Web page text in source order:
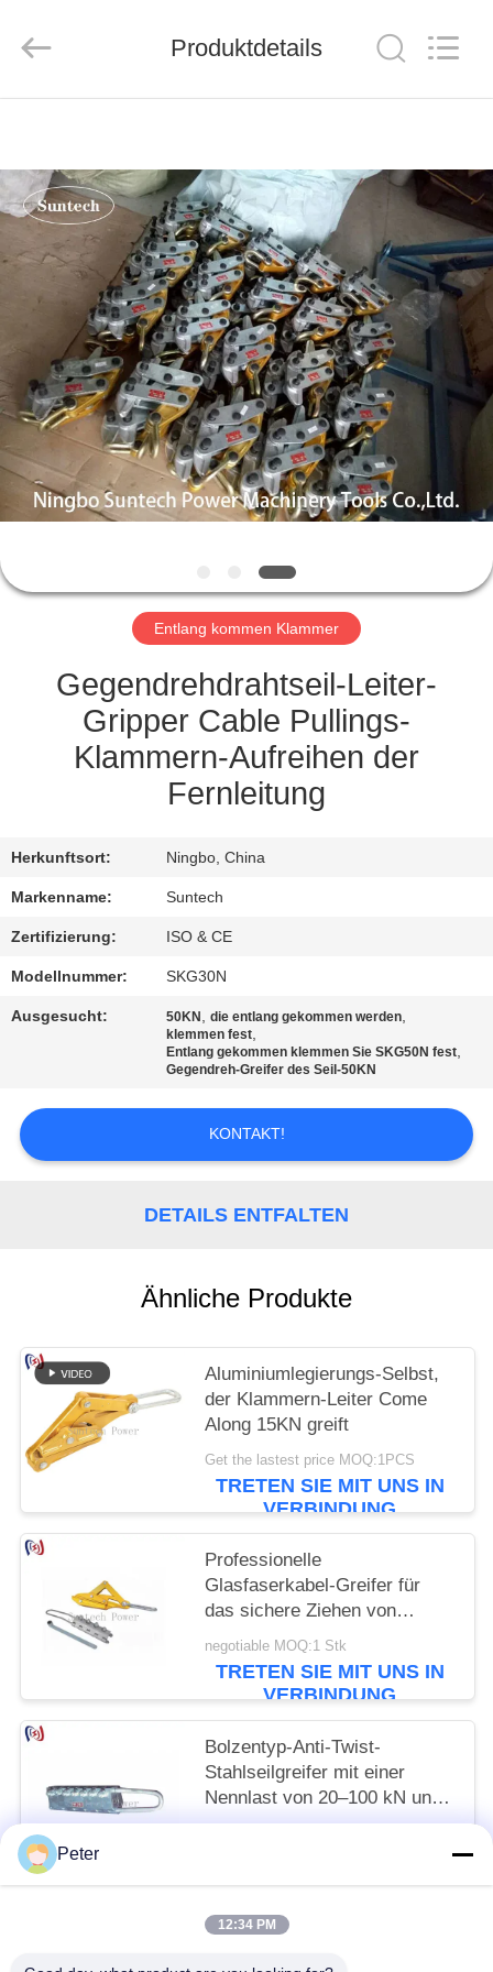
PRODUKTE
ÜBER
WERKSBESICHTIGUNG
QUALITÄTSKONTROLLE
BITTE UM
ANGEBOT
SITEMAP
DATENSCHUTZRICHTLINIE
Tools
Co.,Ltd..
Reserved.
Produktdetails
Entlang kommen Klammer
Gegendrehdrahtseil-Leiter-
Gripper Cable Pullings-
Klammern-Aufreihen der
Fernleitung
Herkunftsort: Ningbo, China
Markenname: Suntech
Zertifizierung: ISO & CE
Modellnummer: SKG30N
Ausgesucht: 50KN ,die entlang gekommen werden,
klemmen fest,
Entlang gekommen klemmen Sie SKG50N fest,
Gegendreh-Greifer des Seil-50KN
KONTAKT!
DETAILS ENTFALTEN
Ähnliche Produkte
Aluminiumlegierungs-Selbst,
der Klammern-Leiter Come
Along 15KN greift
Get the lastest price MOQ:1PCS
TRETEN SIE MIT UNS IN
VERBINDUNG
Professionelle
Glasfaserkabel-Greifer für
das sichere Ziehen von
Glasfaserkabeln mit 8-20mm
Kabeldia und 16-25KN
Nennlast
negotiable MOQ:1 Stk
TRETEN SIE MIT UNS IN
VERBINDUNG
Bolzentyp-Anti-Twist-
Stahlseilgreifer mit einer
Nennlast von 20–100 kN und
einem anwendbaren
VERBINDUNG
Peter
12:34 PM